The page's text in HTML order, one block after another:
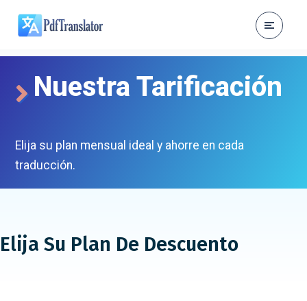
Nuestra Tarificación
Elija su plan mensual ideal y ahorre en cada
traducción.
Elija Su Plan De Descuento